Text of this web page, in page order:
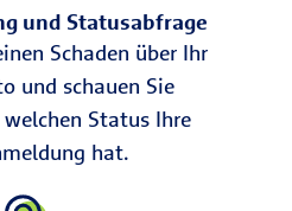
und Statusabfrage
Schaden über Ihr
und schauen Sie
Status Ihre
hat.